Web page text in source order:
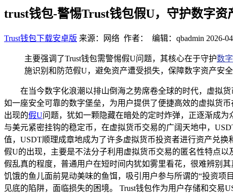
trust钱包-警惕Trust钱包假U，守护数字资
Trust钱包下载安卓版 来源：网络 作者： 编辑：qbadmin 2026-
主要强调了Trust钱包需警惕假U问题，其核心在于守护数
施识别和防范假U，避免资产遭受损失，保障数字资产安
在当今数字化浪潮以排山倒海之势席卷全球的时代，虚拟
如一座安全可靠的数字堡垒，为用户提供了便捷高效的虚拟货
出现的假U问题，犹如一颗隐藏在暗处的定时炸弹，正逐渐成
与美元紧密挂钩的稳定币，在虚拟货币交易的广阔天地中，
值，USDT顺理成章地成为了许多虚拟货币投资者进行资产兑
假U的出现，主要是不法分子利用虚拟货币交易的匿名性特点
假乱真的程度，普通用户在短时间内犹如雾里看花，很难辨别
饥饿的鱼儿面前晃动美味的鱼饵，吸引用户参与所谓的“投资
见底的陷阱，面临损失的困境。 Trust钱包作为用户存储和交